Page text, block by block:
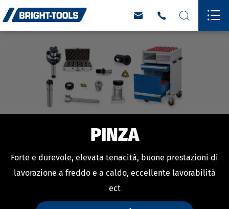
   
PINZA
Forte e durevole, elevata tenacità, buone prestazioni di
lavorazione a freddo e a caldo, eccellente lavorabilità
ect